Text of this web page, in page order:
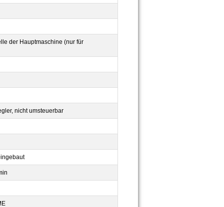
der Hauptmaschine (nur für
nicht umsteuerbar